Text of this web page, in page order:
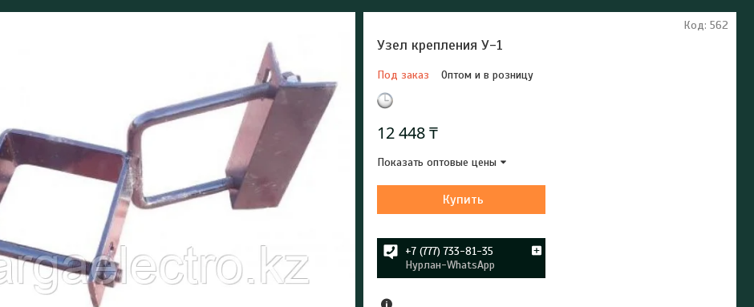
Узел крепления У-1
Под заказ Оптом и в розницу
Код: 562
12 448 ₸
Показать оптовые цены
Купить
+7 (777) 733-81-35
Нурлан-WhatsApp